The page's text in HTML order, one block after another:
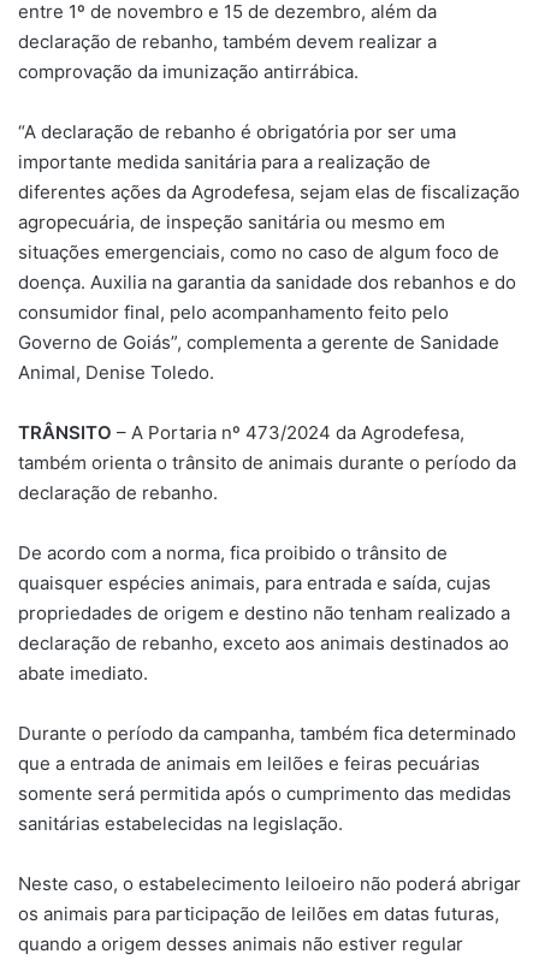
entre 1º de novembro e 15 de dezembro, além da
declaração de rebanho, também devem realizar a
comprovação da imunização antirrábica.
“A declaração de rebanho é obrigatória por ser uma
importante medida sanitária para a realização de
diferentes ações da Agrodefesa, sejam elas de fiscalização
agropecuária, de inspeção sanitária ou mesmo em
situações emergenciais, como no caso de algum foco de
doença. Auxilia na garantia da sanidade dos rebanhos e do
consumidor final, pelo acompanhamento feito pelo
Governo de Goiás”, complementa a gerente de Sanidade
Animal, Denise Toledo.
TRÂNSITO – A Portaria nº 473/2024 da Agrodefesa,
também orienta o trânsito de animais durante o período da
declaração de rebanho.
De acordo com a norma, fica proibido o trânsito de
quaisquer espécies animais, para entrada e saída, cujas
propriedades de origem e destino não tenham realizado a
declaração de rebanho, exceto aos animais destinados ao
abate imediato.
Durante o período da campanha, também fica determinado
que a entrada de animais em leilões e feiras pecuárias
somente será permitida após o cumprimento das medidas
sanitárias estabelecidas na legislação.
Neste caso, o estabelecimento leiloeiro não poderá abrigar
os animais para participação de leilões em datas futuras,
quando a origem desses animais não estiver regular